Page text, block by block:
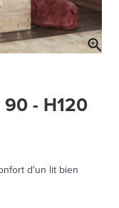
- H120
d'un lit bien